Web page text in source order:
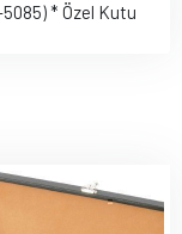
* Özel Kutu